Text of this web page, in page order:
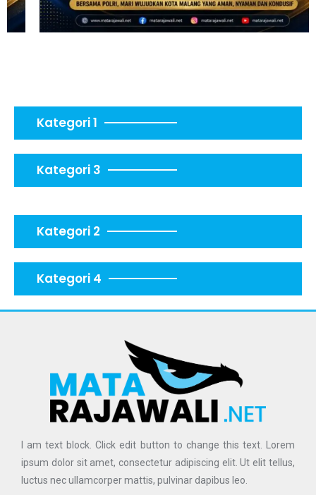
Kategori 1
Kategori 3
Kategori 2
Kategori 4
I am text block. Click edit button to change this text. Lorem
ipsum dolor sit amet, consectetur adipiscing elit. Ut elit tellus,
luctus nec ullamcorper mattis, pulvinar dapibus leo.